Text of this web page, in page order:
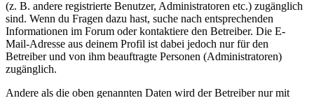
(z. B. andere registrierte Benutzer, Administratoren etc.) zugänglich
sind. Wenn du Fragen dazu hast, suche nach entsprechenden
Informationen im Forum oder kontaktiere den Betreiber. Die E-
Mail-Adresse aus deinem Profil ist dabei jedoch nur für den
Betreiber und von ihm beauftragte Personen (Administratoren)
zugänglich.
Andere als die oben genannten Daten wird der Betreiber nur mit